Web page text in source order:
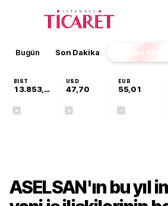
Bugün Son Dakika Finans
BIST
13.853,69
USD
47,70
EUR
55,01
ASELSAN'ın bu yıl